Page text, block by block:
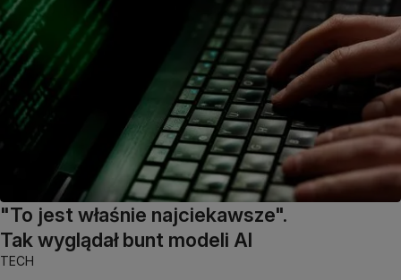
"To jest właśnie najciekawsze".
Tak wyglądał bunt modeli AI
TECH